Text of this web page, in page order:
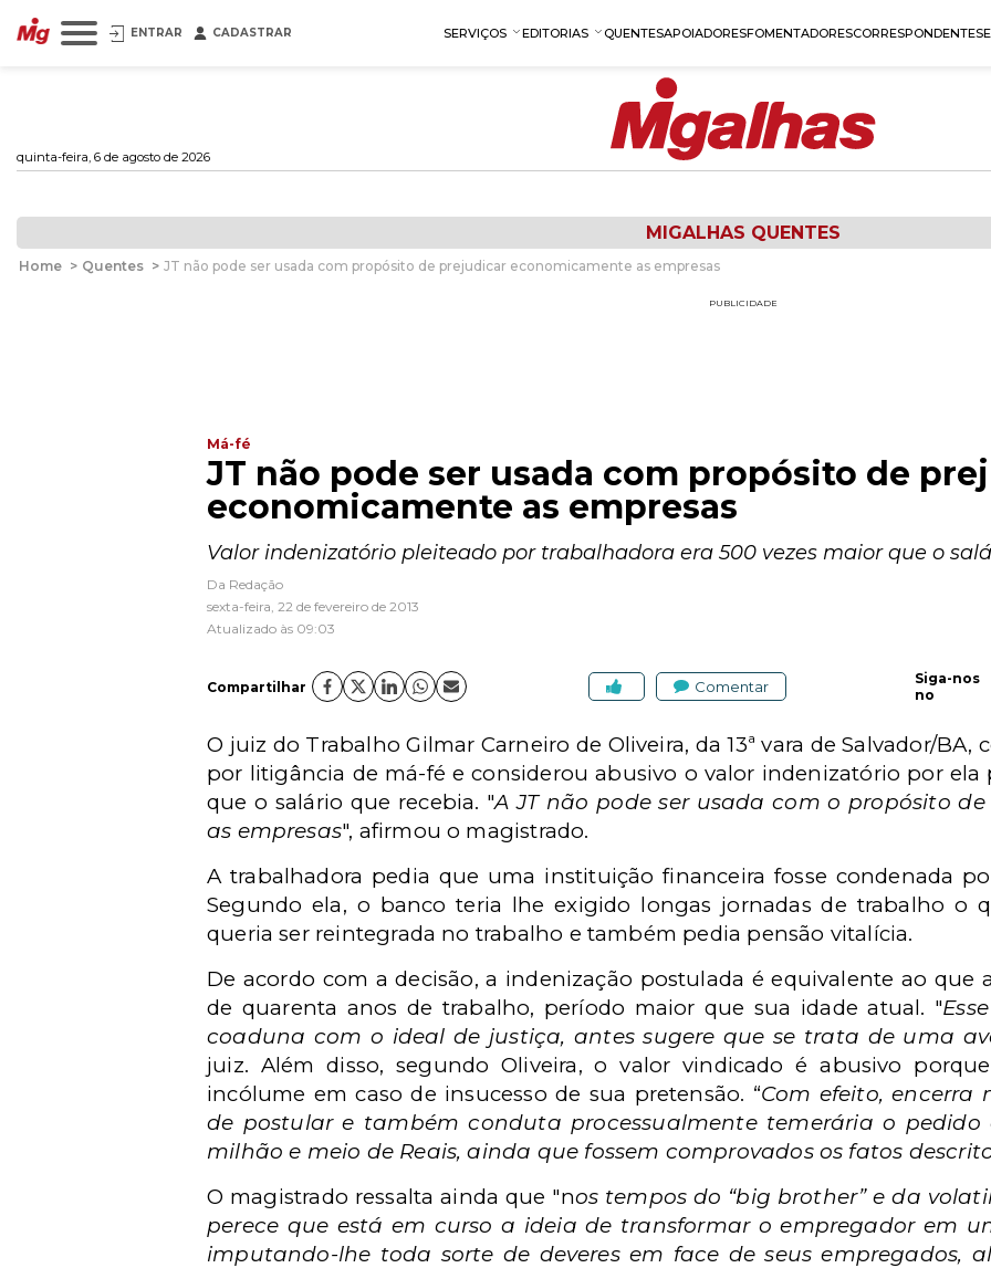
ENTRAR CADASTRAR SERVIÇOS EDITORIAS QUENTESAPOIADORESFOMENTADORESCORRESPONDENTES
quinta-feira, 6 de agosto de 2026
MIGALHAS QUENTES
Home > Quentes > JT não pode ser usada com propósito de prejudicar economicamente as empresas
PUBLICIDADE
Má-fé
JT não pode ser usada com propósito de
economicamente as empresas
Valor indenizatório pleiteado por trabalhadora era 500 vezes maior que o
Da Redação
sexta-feira, 22 de fevereiro de 2013
Atualizado às 09:03
Compartilhar Comentar
Siga-nos
no
O juiz do Trabalho Gilmar Carneiro de Oliveira, da 13ª vara de Salvador/
por litigância de má-fé e considerou abusivo o valor indenizatório por ela
que o salário que recebia. "A JT não pode ser usada com o propósito
as empresas", afirmou o magistrado.
A trabalhadora pedia que uma instituição financeira fosse condenada
Segundo ela, o banco teria lhe exigido longas jornadas de trabalho o
queria ser reintegrada no trabalho e também pedia pensão vitalícia.
De acordo com a decisão, a indenização postulada é equivalente ao que
de quarenta anos de trabalho, período maior que sua idade atual. "
coaduna com o ideal de justiça, antes sugere que se trata de uma
juiz. Além disso, segundoOliveira, o valor vindicado é abusivo
incólume em caso de insucesso de sua pretensão. “Com efeito, encerra
de postular e também conduta processualmente temerária o
milhão e meio de Reais, ainda que fossem comprovados os fatos
O magistrado ressalta ainda que "nos tempos do “big brother” e da
perece que está em curso a ideia de transformar o empregador em
imputando-lhe toda sorte de deveres em face de seus empregados,